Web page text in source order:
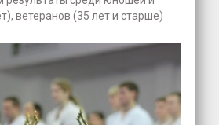
ветеранов (35 лет и старше)